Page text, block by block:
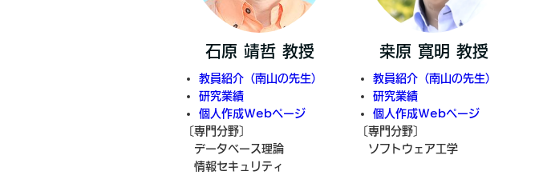
石原 靖哲 教授
教員紹介（南山の先生）
研究業績
個人作成Webページ
〔専門分野〕
データベース理論
情報セキュリティ
桒原 寛明 教授
教員紹介（南山の先生）
研究業績
個人作成Webページ
〔専門分野〕
ソフトウェア工学